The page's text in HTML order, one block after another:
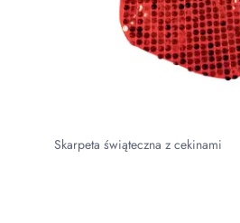
Skarpeta świąteczna z cekinami